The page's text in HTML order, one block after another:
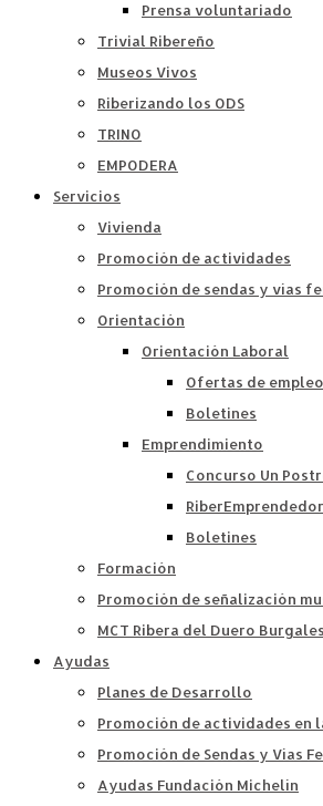
Prensa voluntariado
Trivial Ribereño
Museos Vivos
Riberizando los ODS
TRINO
EMPODERA
Servicios
Vivienda
Promoción de actividades
Promoción de sendas y vías
Orientación
Orientación Laboral
Ofertas de empleo
Boletines
Emprendimiento
Concurso Un
Boletines
Formación
Promoción de señalización
MCT Ribera del Duero
Ayudas
Planes de Desarrollo
Promoción de actividades en
Promoción de Sendas y Vías
Ayudas Fundación Michelín